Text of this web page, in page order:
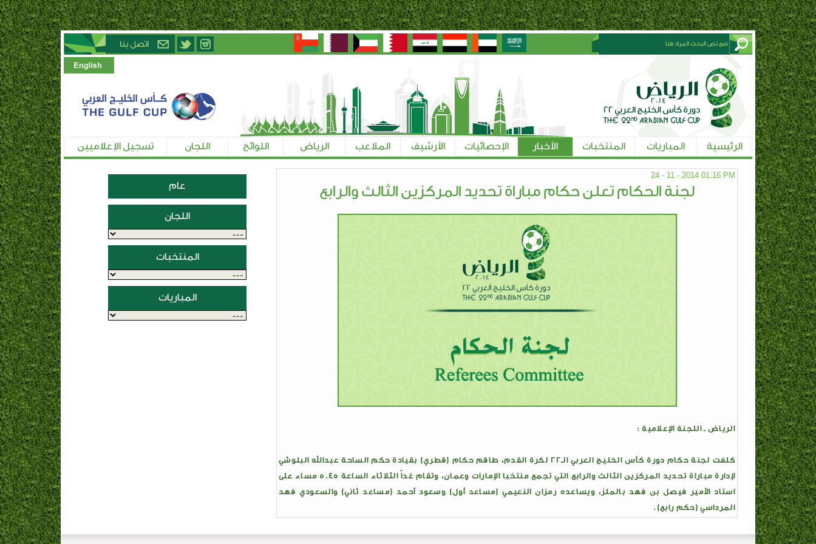
الرئيسية المباريات المنتخبات الأخبار الإحصائيات الأرشيف الملاعب الرياض اللوائح اللجان تسجيل الإعلاميين
عام
اللجان
المنتخبات
المباريات
24 - 11 - 2014 01:16 PM
لجنة الحكام تعلن حكام مباراة تحديد المركزين الثالث والرابع
الرياض ـ اللجنة الإعلامية :
كلفت لجنة حكام دورة كأس الخليج العربي الـ22 لكرة القدم، طاقم حكام (قطري) بقيادة حكم الساحة عبدالله البلوشي
لإدارة مباراة تحديد المركزين الثالث والرابع التي تجمع منتخبا الإمارات وعمان، وتقام غداً الثلاثاء الساعة 5.45 مساء على
استاد الأمير فيصل بن فهد بالملز، ويساعده رمزان النعيمي (مساعد أول) وسعود أحمد (مساعد ثاني) والسعودي فهد
المرداسي (حكم رابع).